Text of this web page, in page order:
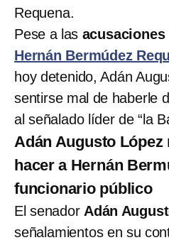
Requena.
Pese a las
Hernán Bermúdez
hoy detenido, Adán
sentirse mal de haberle
al señalado líder de “la
Adán Augusto López
hacer a Hernán
funcionario público
El senador Adán
señalamientos en su